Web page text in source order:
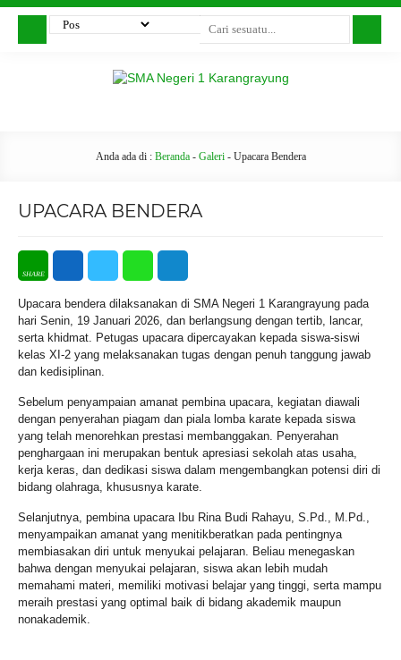
Anda ada di : Beranda- Galeri- Upacara Bendera
UPACARA BENDERA
Upacara bendera dilaksanakan di SMA Negeri 1 Karangrayung pada
hari Senin, 19 Januari 2026, dan berlangsung dengan tertib, lancar,
serta khidmat. Petugas upacara dipercayakan kepada siswa-siswi
kelas XI-2 yang melaksanakan tugas dengan penuh tanggung jawab
dan kedisiplinan.
Sebelum penyampaian amanat pembina upacara, kegiatan diawali
dengan penyerahan piagam dan piala lomba karate kepada siswa
yang telah menorehkan prestasi membanggakan. Penyerahan
penghargaan ini merupakan bentuk apresiasi sekolah atas usaha,
kerja keras, dan dedikasi siswa dalam mengembangkan potensi diri di
bidang olahraga, khususnya karate.
Selanjutnya, pembina upacara Ibu Rina Budi Rahayu, S.Pd., M.Pd.,
menyampaikan amanat yang menitikberatkan pada pentingnya
membiasakan diri untuk menyukai pelajaran. Beliau menegaskan
bahwa dengan menyukai pelajaran, siswa akan lebih mudah
memahami materi, memiliki motivasi belajar yang tinggi, serta mampu
meraih prestasi yang optimal baik di bidang akademik maupun
nonakademik.